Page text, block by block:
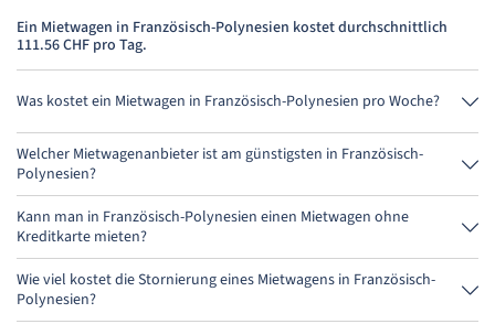
Ein Mietwagen in Französisch-Polynesien kostet durchschnittlich
111.56 CHF pro Tag.
Was kostet ein Mietwagen in Französisch-Polynesien pro Woche?
Ein Mietwagen in Französisch-Polynesien kostet durchschnittlich
780.89 CHF pro Woche (111.56 CHF pro Tag).
Welcher Mietwagenanbieter ist am günstigsten in Französisch-
Polynesien?
Auto Europe ist in Französisch-Polynesien am günstigsten. Eine
Anmietung kostet 446.22 CHF für 4 Tage.
Kann man in Französisch-Polynesien einen Mietwagen ohne
Kreditkarte mieten?
Nein, leider kann man derzeit in Französisch-Polynesien keinen
Mietwagen ohne Kreditkarte mieten.
Wie viel kostet die Stornierung eines Mietwagens in Französisch-
Polynesien?
Bis 24 Stunden vor Anmietung kostet die Stornierung während der